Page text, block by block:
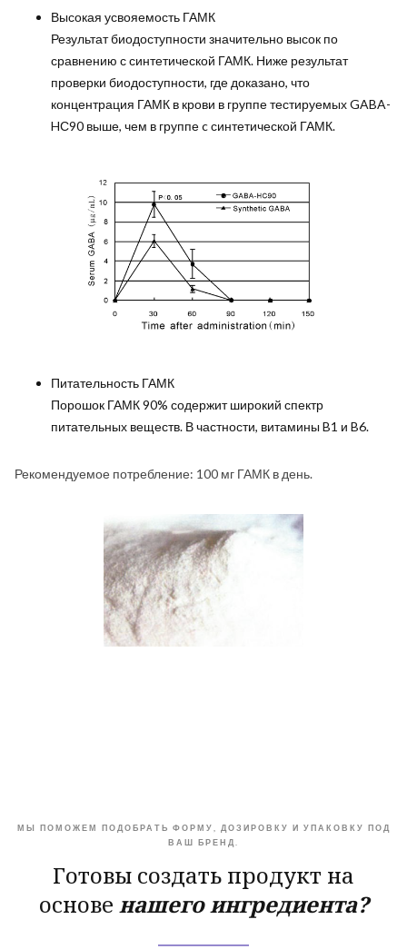
Высокая усвояемость ГАМК
Результат биодоступности значительно высок по
сравнению с синтетической ГАМК. Ниже результат
проверки биодоступности, где доказано, что
концентрация ГАМК в крови в группе тестируемых GABA-
HС90 выше, чем в группе c синтетической ГАМК.
Питательность ГАМК
Порошок ГАМК 90% содержит широкий спектр
питательных веществ. В частности, витамины B1 и B6.
Рекомендуемое потребление: 100 мг ГАМК в день.
МЫ ПОМОЖЕМ ПОДОБРАТЬ ФОРМУ, ДОЗИРОВКУ И УПАКОВКУ ПОД
ВАШ БРЕНД.
Готовы создать продукт на
основе нашего ингредиента?